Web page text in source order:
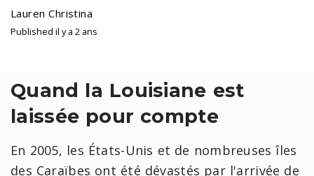
Lauren Christina
Published il y a 2 ans
Quand la Louisiane est
laissée pour compte
En 2005, les États-Unis et de nombreuses îles
des Caraïbes ont été dévastés par l'arrivée de